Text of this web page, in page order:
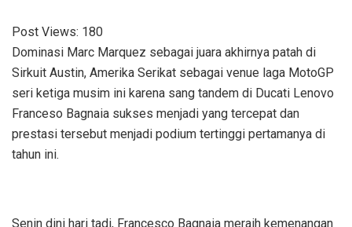
Post Views: 180
Dominasi Marc Marquez sebagai juara akhirnya patah di
Sirkuit Austin, Amerika Serikat sebagai venue laga MotoGP
seri ketiga musim ini karena sang tandem di Ducati Lenovo
Franceso Bagnaia sukses menjadi yang tercepat dan
prestasi tersebut menjadi podium tertinggi pertamanya di
tahun ini.
Senin dini hari tadi, Francesco Bagnaia meraih kemenangan